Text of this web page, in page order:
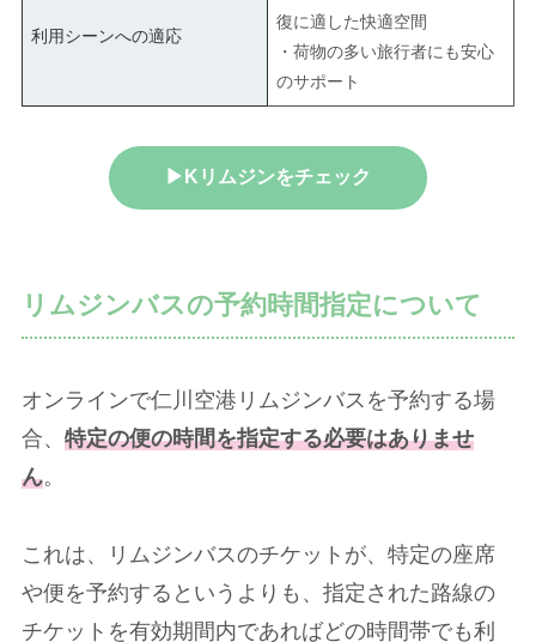
利用シーンへの適応
復に適した快適空間
・荷物の多い旅行者にも安心
のサポート
▶Kリムジンをチェック
リムジンバスの予約時間指定について
オンラインで仁川空港リムジンバスを予約する場
合、 特定の便の時間を指定する必要はありませ
ん。
これは、リムジンバスのチケットが、特定の座席
や便を予約するというよりも、指定された路線の
チケットを有効期間内であればどの時間帯でも利